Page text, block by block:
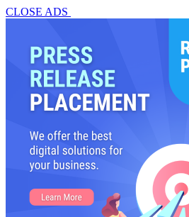
CLOSE ADS